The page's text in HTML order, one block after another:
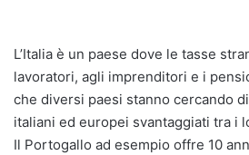
L’Italia è un paese dove le tasse
lavoratori, agli imprenditori e i
che diversi paesi stanno cercando
italiani ed europei svantaggiati tra i
Il Portogallo ad esempio offre 10